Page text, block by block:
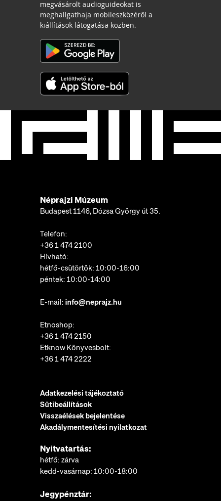
megvásárolt audioguideokat is
meghallgathaja mobileszközéről a
kiállítások látogatása közben.
Néprajzi Múzeum
Budapest 1146, Dózsa György út 35.
Telefon:
+36 1 474 2100
Hívható:
hétfő-csütörtök: 10:00-16:00
péntek: 10:00-14:00
E-mail: info@neprajz.hu
Etnoshop:
+36 1 474 2150
Etknow Könyvesbolt:
+36 1 474 2222
Adatkezelési tájékoztató
Sütibeállítások
Visszaélések bejelentése
Akadálymentesítési nyilatkozat
Nyitvatartás:
hétfő: zárva
kedd-vasárnap: 10:00-18:00
Jegypénztár: